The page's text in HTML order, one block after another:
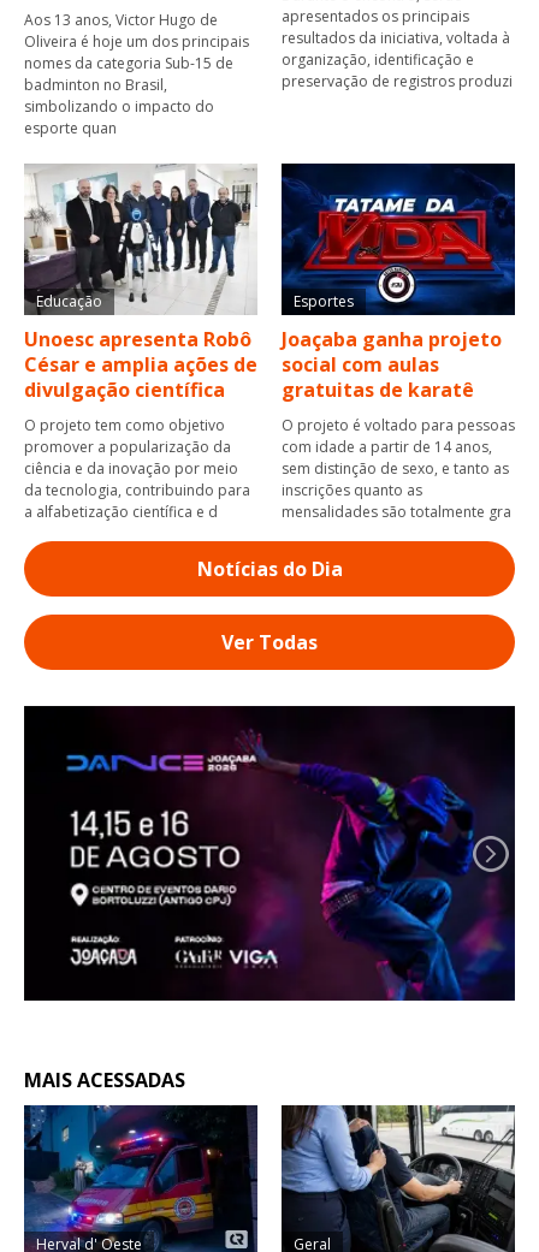
Aos 13 anos, Victor Hugo de
Oliveira é hoje um dos principais
nomes da categoria Sub-15 de
badminton no Brasil,
simbolizando o impacto do
esporte quan
apresentados os principais
resultados da iniciativa, voltada à
organização, identificação e
preservação de registros produzi
Educação
Unoesc apresenta Robô
César e amplia ações de
divulgação científica
O projeto tem como objetivo
promover a popularização da
ciência e da inovação por meio
da tecnologia, contribuindo para
a alfabetização científica e d
Esportes
Joaçaba ganha projeto
social com aulas
gratuitas de karatê
O projeto é voltado para pessoas
com idade a partir de 14 anos,
sem distinção de sexo, e tanto as
inscrições quanto as
mensalidades são totalmente gra
Notícias do Dia
Ver Todas
MAIS ACESSADAS
Herval d' Oeste Geral